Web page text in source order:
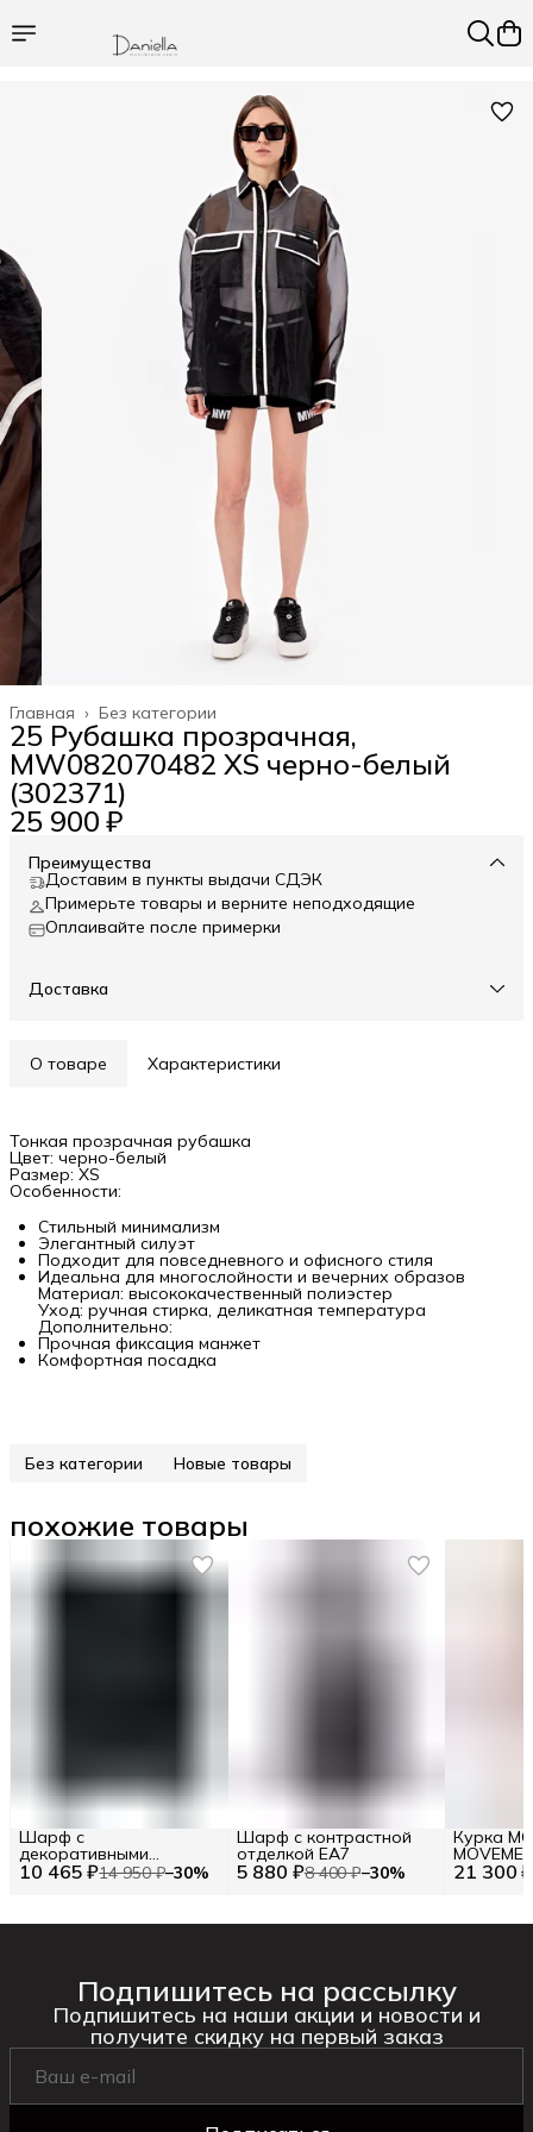
Без категории
Главная ›
25 Рубашка прозрачная,
MW082070482 XS черно-белый
(302371)
25 900 ₽
Преимущества
Доставим в пункты выдачи СДЭК
Примерьте товары и верните неподходящие
Оплаивайте после примерки
Доставка
О товаре Характеристики
Тонкая прозрачная рубашка
Цвет: черно-белый
Размер: XS
Особенности:
Стильный минимализм
Элегантный силуэт
Подходит для повседневного и офисного стиля
Идеальна для многослойности и вечерних образов
Материал: высококачественный полиэстер
Уход: ручная стирка, деликатная температура
Дополнительно:
Прочная фиксация манжет
Комфортная посадка
Без категории Новые товары
похожие товары
10 465 ₽14 950 ₽−30%
Шарф с
декоративными
элементами TWINSET 5 880 ₽8 400 ₽−30%
Шарф с контрастной
отделкой EA7
21 300 ₽
Курка
крылья
Подпишитесь на рассылку
Подпишитесь на наши акции и новости и
получите скидку на первый заказ